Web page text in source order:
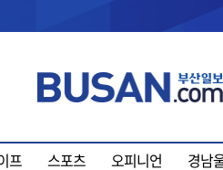
프 스포츠 오피니언 경남